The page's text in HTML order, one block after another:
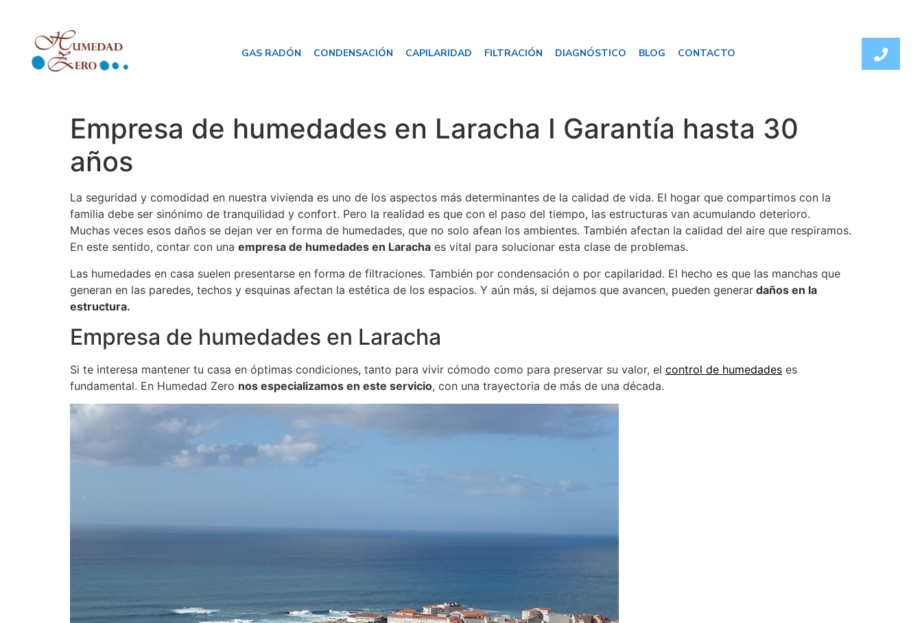
GAS RADÓN CONDENSACIÓN CAPILARIDAD FILTRACIÓN DIAGNÓSTICO BLOG CONTACTO
Empresa de humedades en Laracha I Garantía hasta 30
años
La seguridad y comodidad en nuestra vivienda es uno de los aspectos más determinantes de la calidad de vida. El hogar que compartimos con la
familia debe ser sinónimo de tranquilidad y confort. Pero la realidad es que con el paso del tiempo, las estructuras van acumulando deterioro.
Muchas veces esos daños se dejan ver en forma de humedades, que no solo afean los ambientes. También afectan la calidad del aire que respiramos.
En este sentido, contar con una empresa de humedades en Laracha es vital para solucionar esta clase de problemas.
Las humedades en casa suelen presentarse en forma de filtraciones. También por condensación o por capilaridad. El hecho es que las manchas que
generan en las paredes, techos y esquinas afectan la estética de los espacios. Y aún más, si dejamos que avancen, pueden generar daños en la
estructura.
Empresa de humedades en Laracha
Si te interesa mantener tu casa en óptimas condiciones, tanto para vivir cómodo como para preservar su valor, el control de humedades es
fundamental. En Humedad Zero nos especializamos en este servicio, con una trayectoria de más de una década.